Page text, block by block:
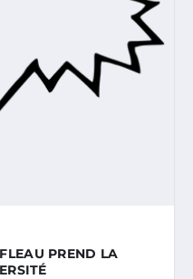
PREND LA